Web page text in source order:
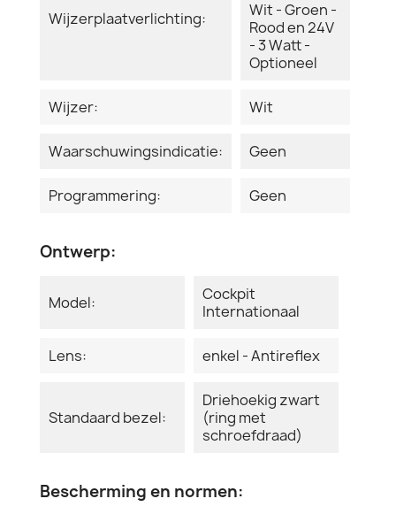
Wijzerplaatverlichting:
Wit - Groen -
Rood en 24V
- 3 Watt -
Optioneel
Wijzer: Wit
Waarschuwingsindicatie: Geen
Programmering: Geen
Ontwerp:
Model:
Cockpit
Internationaal
Lens: enkel - Antireflex
Standaard bezel:
Driehoekig zwart
(ring met
schroefdraad)
Bescherming en normen: